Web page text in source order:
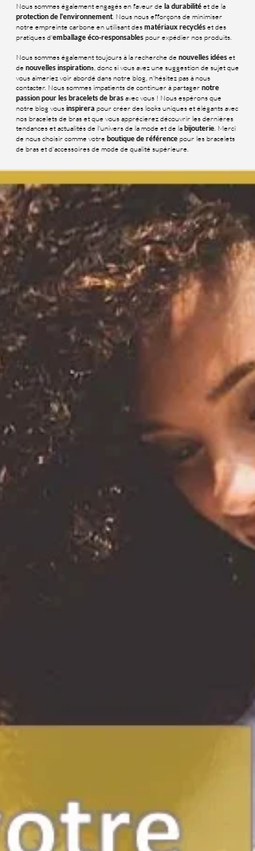
Nous sommes également engagés en faveur de la durabilitéet de la
protection de l'environnement. Nous nous efforçons de minimiser
notre empreinte carbone en utilisant desmatériaux recycléset des
pratiques d'emballage éco-responsablespour expédier nos produits.
Nous sommes également toujours à la recherche denouvelles idéeset
denouvelles inspirations, donc si vous avez une suggestion de sujet que
vous aimeriez voir abordé dans notre blog, n'hésitez pas à nous
contacter. Nous sommes impatients de continuer à partagernotre
passion pour les bracelets de brasavec vous ! Nous espérons que
notre blog vousinspirerapour créer des looks uniques et élégants avec
nos bracelets de bras et que vous apprécierez découvrir les dernières
tendances et actualités de l'univers de la mode et de la bijouterie. Merci
de nous choisir comme votre boutique de référencepour les bracelets
de bras et d'accessoires de mode de qualité supérieure.